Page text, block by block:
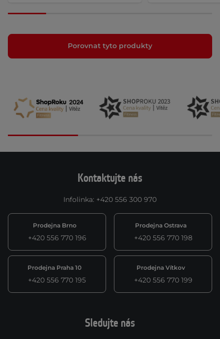
Porovnat tyto produkty
Kontaktujte nás
Infolinka: +420 556 300 970
Prodejna Brno
+420 556 770 196
Prodejna Ostrava
+420 556 770 198
Prodejna Praha 10
+420 556 770 195
Prodejna Vítkov
+420 556 770 199
Sledujte nás